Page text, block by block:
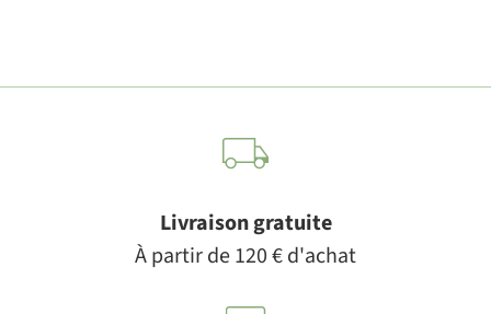
Livraison gratuite
À partir de 120 € d'achat